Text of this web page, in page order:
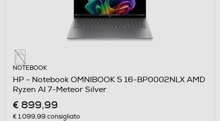
NOTEBOOK
HP - Notebook OMNIBOOK 5 16-BP0002NLX AMD
Ryzen AI 7-Meteor Silver
€ 899,99
€ 1.099,99 consigliato